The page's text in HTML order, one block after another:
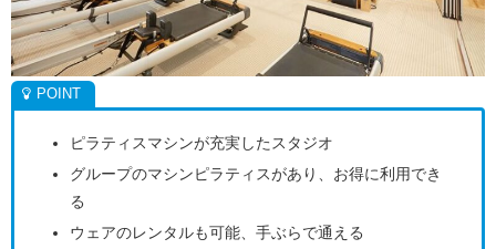
ピラティスマシンが充実したスタジオ
グループのマシンピラティスがあり、お得に利用でき
る
ウェアのレンタルも可能、手ぶらで通える